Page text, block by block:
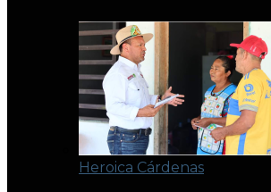
Heroica Cárdenas